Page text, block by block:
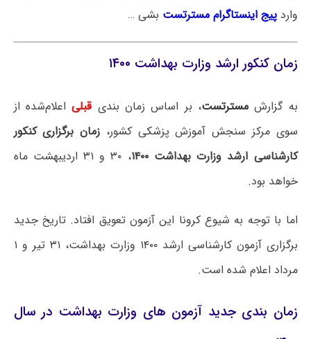
واردپیج اینستاگرام مسترتست بشی …
زمان کنکور ارشد وزارت بهداشت ۱۴۰۰
به گزارشمسترتست، بر اساس زمان بندی قبلی اعلام‌شده از
سوی مرکز سنجش آموزش پزشکی کشور، زمان برگزاری کنکور
کارشناسی ارشد وزارت بهداشت ۱۴۰۰
، ۳۰ و ۳۱ اردیبهشت ماه
خواهد بود.
اما با توجه به شیوع کرونا این آزمون تعویق افتاد. تاریخ جدید
برگزاری آزمون کارشناسی ارشد ۱۴۰۰ وزارت بهداشت، ۳۱ تیر و ۱
مرداد اعلام شده است.
زمان بندی جدید آزمون های وزارت بهداشت در سال